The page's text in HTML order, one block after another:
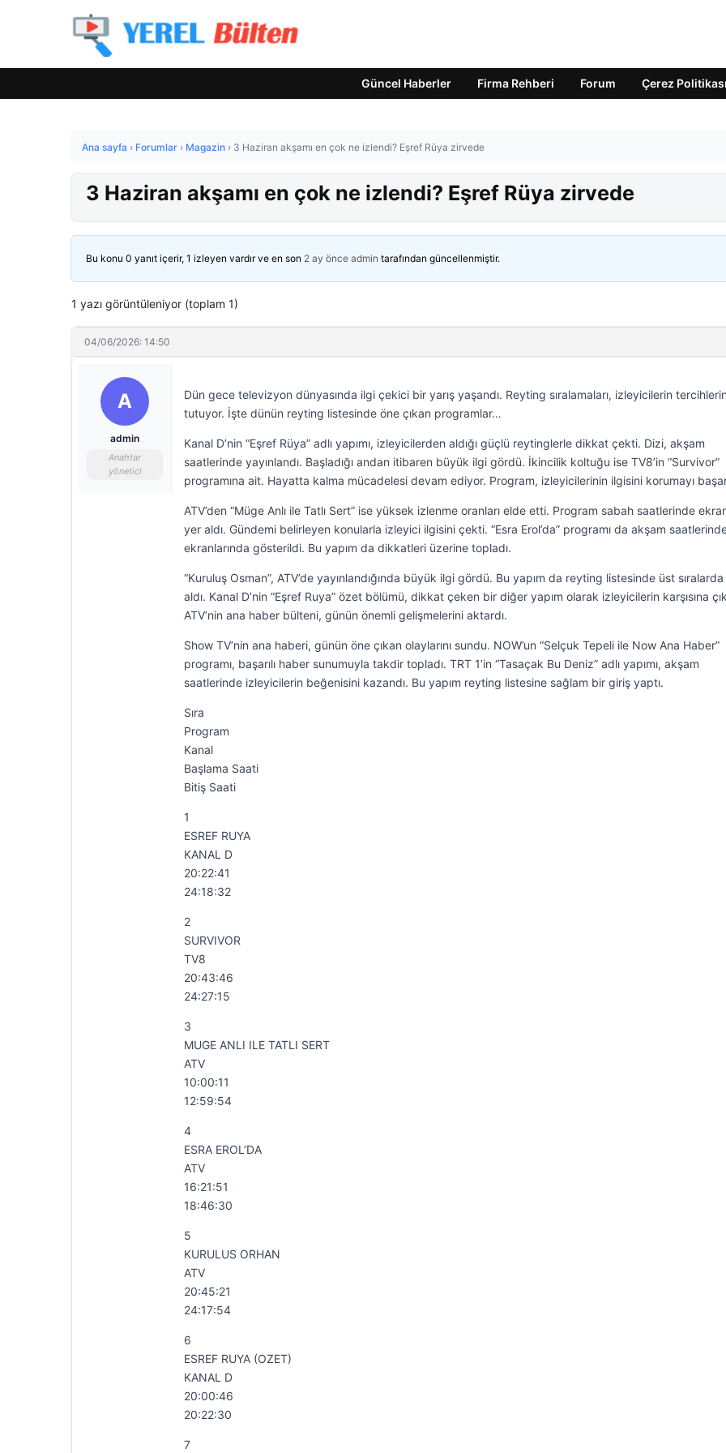
Güncel Haberler Firma Rehberi Forum Çerez Politikası
Ana sayfa › Forumlar › Magazin › 3 Haziran akşamı en çok ne izlendi? Eşref Rüya zirvede
3 Haziran akşamı en çok ne izlendi? Eşref Rüya zirvede
Bu konu 0 yanıt içerir, 1 izleyen vardır ve en son 2 ay önce admin tarafından güncellenmiştir.
1 yazı görüntüleniyor (toplam 1)
04/06/2026: 14:50
A
admin
Anahtar
yönetici
Dün gece televizyon dünyasında ilgi çekici bir yarış yaşandı. Reyting sıralamaları, izleyicilerin
tutuyor. İşte dünün reyting listesinde öne çıkan programlar…
Kanal D’nin “Eşref Rüya” adlı yapımı, izleyicilerden aldığı güçlü reytinglerle dikkat çekti. Dizi, akşam
saatlerinde yayınlandı. Başladığı andan itibaren büyük ilgi gördü. İkincilik koltuğu ise TV8’in “Survivor”
programına ait. Hayatta kalma mücadelesi devam ediyor. Program, izleyicilerinin ilgisini korumayı
ATV’den “Müge Anlı ile Tatlı Sert” ise yüksek izlenme oranları elde etti. Program sabah saatlerinde
yer aldı. Gündemi belirleyen konularla izleyici ilgisini çekti. “Esra Erol’da” programı da akşam
ekranlarında gösterildi. Bu yapım da dikkatleri üzerine topladı.
“Kuruluş Osman”, ATV’de yayınlandığında büyük ilgi gördü. Bu yapım da reyting listesinde üst
aldı. Kanal D’nin “Eşref Ruya” özet bölümü, dikkat çeken bir diğer yapım olarak izleyicilerin karşısına
ATV’nin ana haber bülteni, günün önemli gelişmelerini aktardı.
Show TV’nin ana haberi, günün öne çıkan olaylarını sundu. NOW’un “Selçuk Tepeli ile Now Ana Haber”
programı, başarılı haber sunumuyla takdir topladı. TRT 1’in “Tasaçak Bu Deniz” adlı yapımı, akşam
saatlerinde izleyicilerin beğenisini kazandı. Bu yapım reyting listesine sağlam bir giriş yaptı.
Sıra
Program
Kanal
Başlama Saati
Bitiş Saati
1
ESREF RUYA
KANAL D
20:22:41
24:18:32
2
SURVIVOR
TV8
20:43:46
24:27:15
3
MUGE ANLI ILE TATLI SERT
ATV
10:00:11
12:59:54
4
ESRA EROL’DA
ATV
16:21:51
18:46:30
5
KURULUS ORHAN
ATV
20:45:21
24:17:54
6
ESREF RUYA (OZET)
KANAL D
20:00:46
20:22:30
7